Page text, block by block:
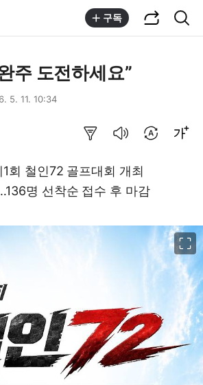
구독
주 도전하세요”
5. 11. 10:34
회 철인72 골프대회 개최
명 선착순 접수 후 마감